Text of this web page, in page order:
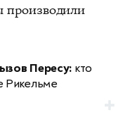
производили
Пересу: кто
Рикельме